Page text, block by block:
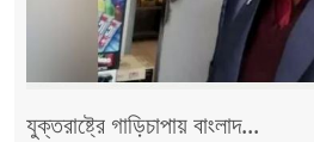
যুক্তরাষ্ট্রে গাড়িচাপায় বাংলাদ...